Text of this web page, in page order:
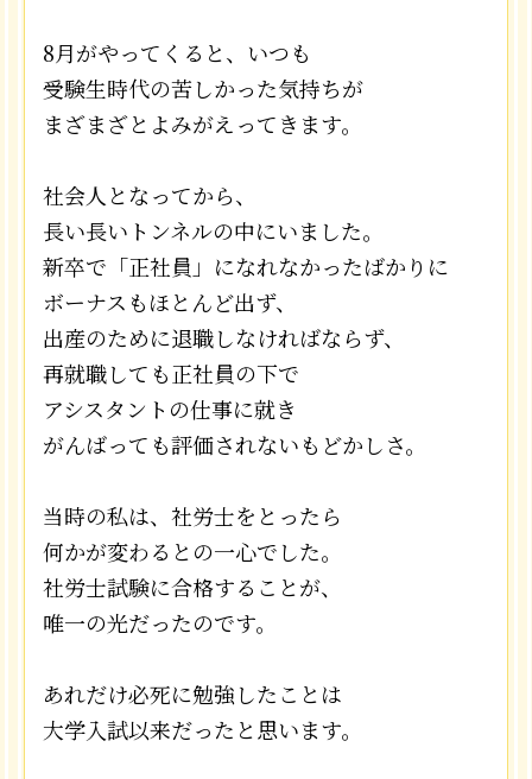
8月がやってくると、いつも
受験生時代の苦しかった気持ちが
まざまざとよみがえってきます。
社会人となってから、
長い長いトンネルの中にいました。
新卒で「正社員」になれなかったばかりに
ボーナスもほとんど出ず、
出産のために退職しなければならず、
再就職しても正社員の下で
アシスタントの仕事に就き
がんばっても評価されないもどかしさ。
当時の私は、社労士をとったら
何かが変わるとの一心でした。
社労士試験に合格することが、
唯一の光だったのです。
あれだけ必死に勉強したことは
大学入試以来だったと思います。